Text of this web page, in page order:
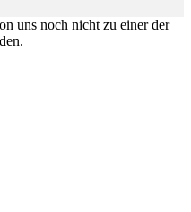
uns noch nicht zu einer der